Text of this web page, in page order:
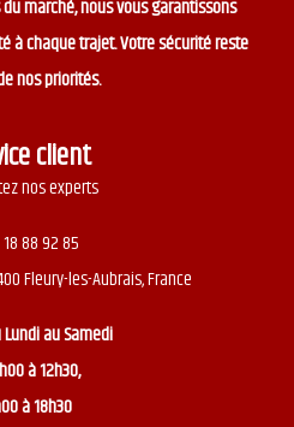
marché, nous vous garantissons
à chaque trajet. Votre sécurité reste
nos priorités.
client
nos experts
88 92 85
Fleury-les-Aubrais, France
Lundi au Samedi
à 12h30,
à 18h30